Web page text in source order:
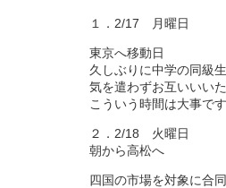
１．2/17 月曜日
東京へ移動日
久しぶりに中学の同級
気を遣わずお互いいい
こういう時間は大事です
２．2/18 火曜日
朝から高松へ
四国の市場を対象に合